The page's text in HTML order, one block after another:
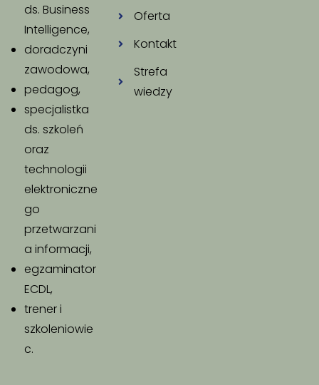
ds. Business
Intelligence,
doradczyni
zawodowa,
pedagog,
specjalistka
ds. szkoleń
oraz
technologii
elektroniczne
go
przetwarzani
a informacji,
egzaminator
ECDL,
trener i
szkoleniowie
c.
Oferta
Kontakt
Strefa
wiedzy